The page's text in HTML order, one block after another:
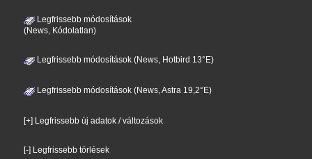
Legfrissebb módosítások
(News, Kódolatlan)
Legfrissebb módosítások (News, Hotbird 13°E)
Legfrissebb módosítások (News, Astra 19,2°E)
[+] Legfrissebb új adatok / változások
[-] Legfrissebb törlések